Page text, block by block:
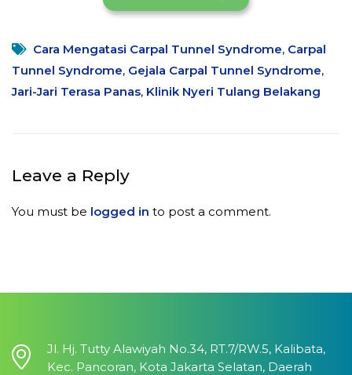
Cara Mengatasi Carpal Tunnel Syndrome, Carpal
Tunnel Syndrome, Gejala Carpal Tunnel Syndrome,
Jari-Jari Terasa Panas, Klinik Nyeri Tulang Belakang
Leave a Reply
You must be logged in to post a comment.
Jl. Hj. Tutty Alawiyah No.34, RT.7/RW.5, Kalibata,
Kec. Pancoran, Kota Jakarta Selatan, Daerah